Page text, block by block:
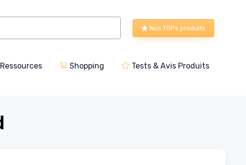
Nos TOPs produits
Ressources Shopping Tests & Avis Produits